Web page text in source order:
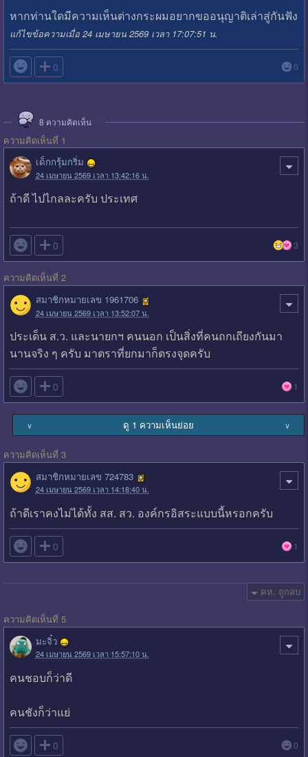
หากท่านใดมีความเห็นต่างกระผมอยากขออนุญาติเล่าสู่กันฟัง
แก้ไขข้อความเมื่อ 24 เมษายน 2569 เวลา 17:07:51 น.
 0 0
8 ความคิดเห็น
ความคิดเห็นที่ 1
เด็กกรุ้มกริ่ม
24 เมษายน 2569 เวลา 13:42:16 น.
ถ้าดี ไปไกลละครับ ประเทศ
 0 3
ความคิดเห็นที่ 2
สมาชิกหมายเลข 1961706
24 เมษายน 2569 เวลา 13:52:07 น.
ประเด็น ส.ว. และนายกฯ คนนอก เป็นสิ่งที่คนถกเถียงกันมา
นานจริง ๆ ครับ มาตราที่ยกมาก็ตรงจุดครับ
 0 1
∨ ดู 1 ความเห็นย่อย ∨
ความคิดเห็นที่ 3
สมาชิกหมายเลข 724783
24 เมษายน 2569 เวลา 14:18:40 น.
ถ้าดีเราคงไม่ได้ทั้ง สส. สว. องค์กรอิสระแบบนี้หรอกครับ
 0 1
คห. ถูกลบ
ความคิดเห็นที่ 5
มะจิ๋ว
24 เมษายน 2569 เวลา 15:57:10 น.
คนชอบก็ว่าดี
คนชังก็ว่าแย่
 0 0